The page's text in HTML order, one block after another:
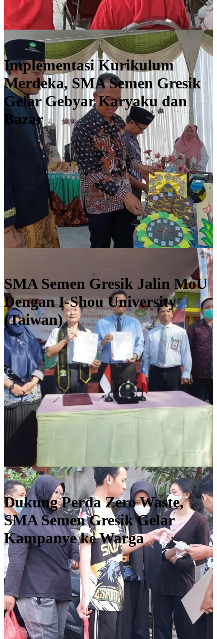
#exitingschool_news
Implementasi Kurikulum
Merdeka, SMA Semen Gresik
Gelar Gebyar Karyaku dan
Bazar
Selengkapnya
SMA Semen Gresik Jalin MoU
Dengan I-Shou University
(Taiwan)
Selengkapnya
#exitingschool_news
Dukung Perda Zero Waste,
SMA Semen Gresik Gelar
Kampanye ke Warga
Selengkapnya